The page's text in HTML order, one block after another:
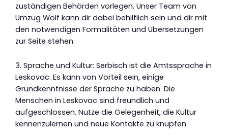
zuständigen Behörden vorlegen. Unser Team von
Umzug Wolf kann dir dabei behilflich sein und dir mit
den notwendigen Formalitäten und Übersetzungen
zur Seite stehen.
3. Sprache und Kultur: Serbisch ist die Amtssprache in
Leskovac. Es kann von Vorteil sein, einige
Grundkenntnisse der Sprache zu haben. Die
Menschen in Leskovac sind freundlich und
aufgeschlossen. Nutze die Gelegenheit, die Kultur
kennenzulernen und neue Kontakte zu knüpfen.